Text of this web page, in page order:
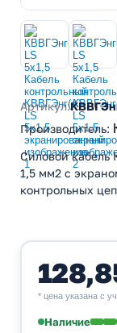
Артикул:
Производитель:
Силовой
1,5 мм2 с
контрольных
* цена указана с
Наличие